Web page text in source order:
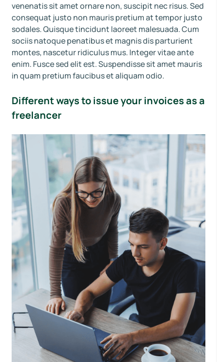
venenatis sit amet ornare non, suscipit nec risus. Sed
consequat justo non mauris pretium at tempor justo
sodales. Quisque tincidunt laoreet malesuada. Cum
sociis natoque penatibus et magnis dis parturient
montes, nascetur ridiculus mus. Integer vitae ante
enim. Fusce sed elit est. Suspendisse sit amet mauris
in quam pretium faucibus et aliquam odio.
Different ways to issue your invoices as a
freelancer